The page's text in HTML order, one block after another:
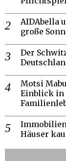
AIDAbella
große
Der
Motsi
Einblick in
Häuser